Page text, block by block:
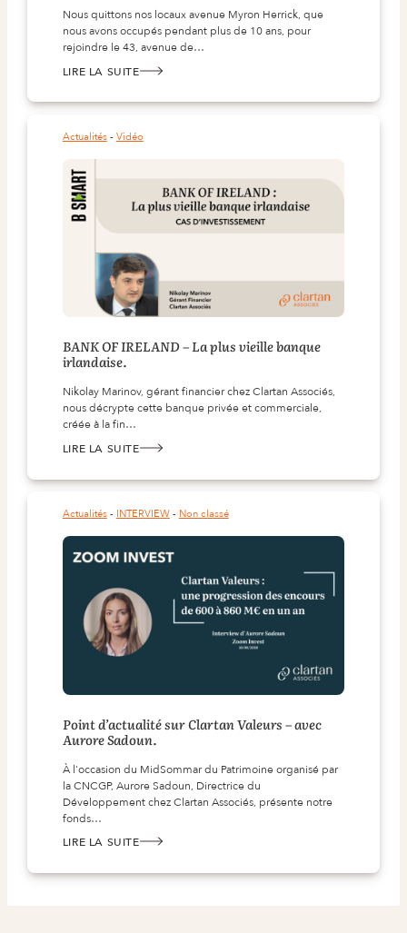
Nous quittons nos locaux avenue Myron Herrick, que
nous avons occupés pendant plus de 10 ans, pour
rejoindre le 43, avenue de…
LIRE LA SUITE
:
Actualités - Vidéo
BANK OF IRELAND – La plus vieille banque
irlandaise.
Nikolay Marinov, gérant financier chez Clartan Associés,
nous décrypte cette banque privée et commerciale,
créée à la fin…
LIRE LA SUITE
:
IRELAND
LA
PLUS
BANQUE
IRLANDAISE.
Actualités - INTERVIEW - Non classé
Point d’actualité sur Clartan Valeurs – avec
Aurore Sadoun.
À l'occasion du MidSommar du Patrimoine organisé par
la CNCGP, Aurore Sadoun, Directrice du
Développement chez Clartan Associés, présente notre
fonds…
LIRE LA SUITE
:
SUR